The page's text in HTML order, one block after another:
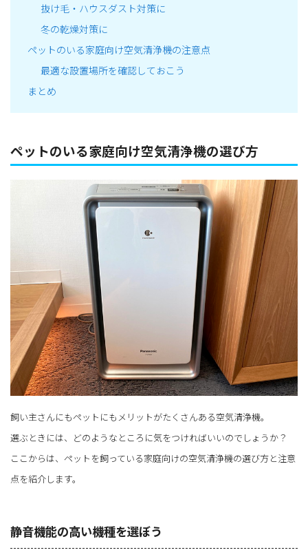
抜け毛・ハウスダスト対策に
冬の乾燥対策に
ペットのいる家庭向け空気清浄機の注意点
最適な設置場所を確認しておこう
まとめ
ペットのいる家庭向け空気清浄機の選び方
飼い主さんにもペットにもメリットがたくさんある空気清浄機。
選ぶときには、どのようなところに気をつければいいのでしょうか？
ここからは、ペットを飼っている家庭向けの空気清浄機の選び方と注意
点を紹介します。
静音機能の高い機種を選ぼう